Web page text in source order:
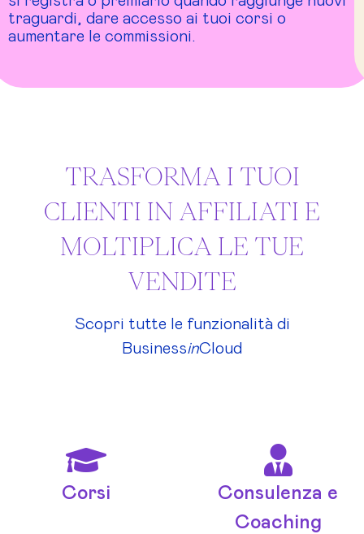
traguardi, dare accesso ai tuoi corsi o
aumentare le commissioni.
TRASFORMA I TUOI
CLIENTI IN AFFILIATI E
MOLTIPLICA LE TUE
VENDITE
Scopri tutte le funzionalità di
BusinessinCloud
Corsi
Consulenza e
Coaching